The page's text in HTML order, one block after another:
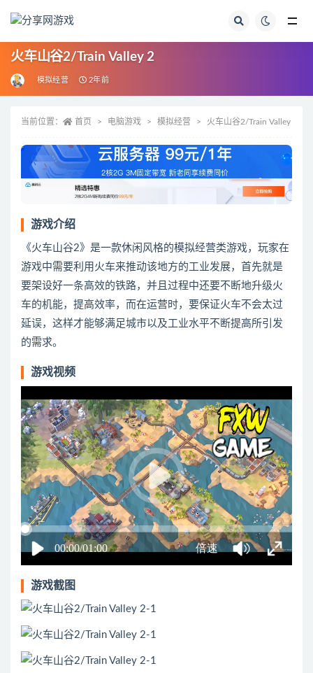
火车山谷2/Train Valley 2
模拟经营 2年前
当前位置： 首页 电脑游戏 模拟经营 火车山谷2/Train Valley 2
游戏介绍
《火车山谷2》是一款休闲风格的模拟经营类游戏，玩家在
游戏中需要利用火车来推动该地方的工业发展，首先就是
要架设好一条高效的铁路，并且过程中还要不断地升级火
车的机能，提高效率，而在运营时，要保证火车不会太过
延误，这样才能够满足城市以及工业水平不断提高所引发
的需求。
游戏视频
游戏截图